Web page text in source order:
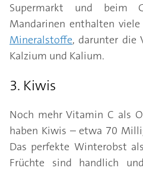
Supermarkt und beim
Mandarinen enthalten
Mineralstoffe, darunter die
Kalzium und Kalium.
3. Kiwis
Noch mehr Vitamin C als
haben Kiwis – etwa 70
Das perfekte Winterobst
Früchte sind handlich